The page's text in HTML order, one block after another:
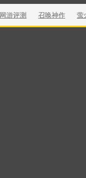
网游评测 召唤神作 萤